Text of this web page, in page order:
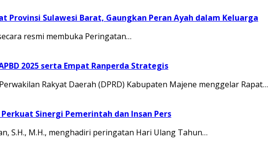
Provinsi Sulawesi Barat, Gaungkan Peran Ayah dalam Keluarga
resmi membuka Peringatan…
2025 serta Empat Ranperda Strategis
Rakyat Daerah (DPRD) Kabupaten Majene menggelar Rapat…
Sinergi Pemerintah dan Insan Pers
S.H., M.H., menghadiri peringatan Hari Ulang Tahun…